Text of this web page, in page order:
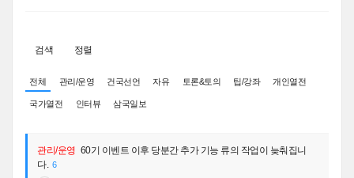
검색 정렬
전체 관리/운영 건국선언 자유 토론&토의 팁/강좌 개인열전
국가열전 인터뷰 삼국일보
관리/운영 60기 이벤트 이후 당분간 추가 기능 류의 작업이 늦춰집니
다.
6